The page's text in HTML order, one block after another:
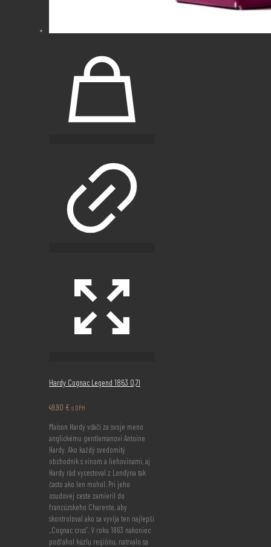
Hardy Cognac Legend 1863 0,7l
49,90 € s DPH
Maison Hardy vďačí za svoje meno
anglickému gentlemanovi Antoine
Hardy. Ako každý svedomitý
obchodník s vínom a liehovinami, aj
Hardy rád vycestoval z Londýna tak
často ako len mohol. Pri jeho
osudovej ceste zamieril do
francúzskeho Charente, aby
skontroloval ako sa vyvíja ten najlepší
,,Cognac crus“. V roku 1863 nakoniec
podľahol kúzlu regiónu, natrvalo sa